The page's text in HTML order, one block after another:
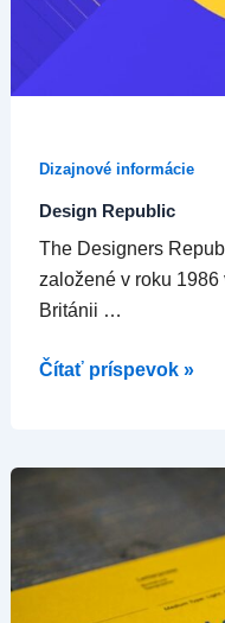
Dizajnové informácie
Design Republic
The Designers
založené v roku
Británii …
Čítať príspevok »
ICC